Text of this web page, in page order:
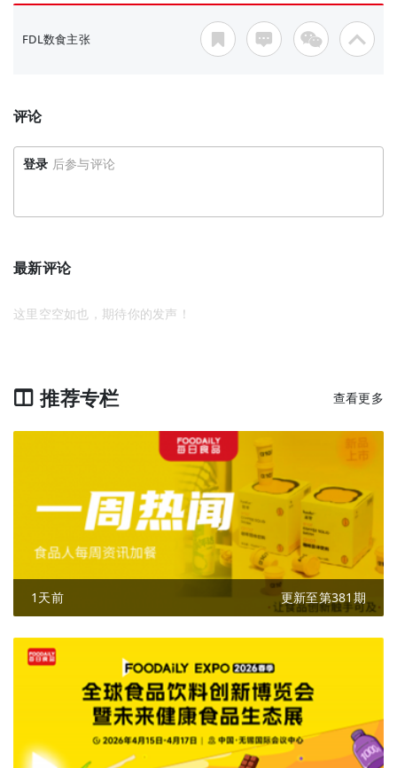
FDL数食主张
评论
登录 后参与评论
最新评论
这里空空如也，期待你的发声！
推荐专栏 查看更多
1天前 更新至第381期